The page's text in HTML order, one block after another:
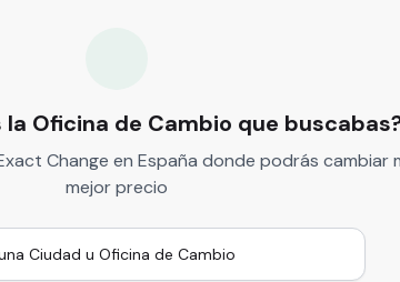
Oficina de Cambio que
Change en España donde podrás cambiar
mejor precio